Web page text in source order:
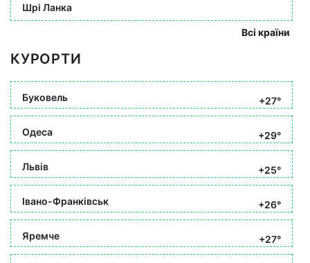
Шрі Ланка
Всі країни
КУРОРТИ
Буковель +27°
Одеса +29°
Львів +25°
Івано-Франківськ +26°
Яремче +27°